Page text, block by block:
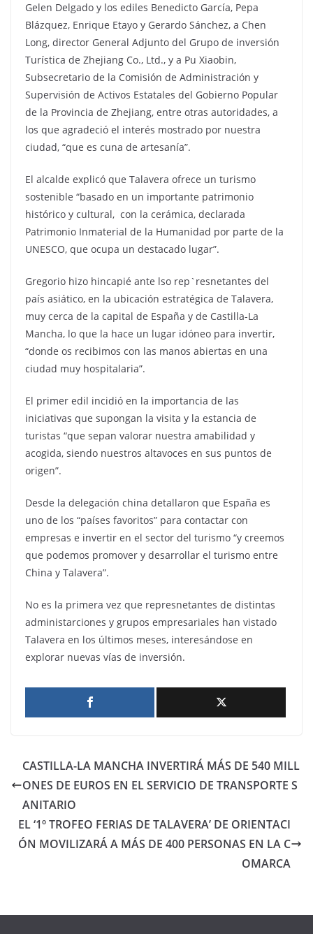
Gelen Delgado y los ediles Benedicto García, Pepa
Blázquez, Enrique Etayo y Gerardo Sánchez, a Chen
Long, director General Adjunto del Grupo de inversión
Turística de Zhejiang Co., Ltd., y a Pu Xiaobin,
Subsecretario de la Comisión de Administración y
Supervisión de Activos Estatales del Gobierno Popular
de la Provincia de Zhejiang, entre otras autoridades, a
los que agradeció el interés mostrado por nuestra
ciudad, “que es cuna de artesanía”.
El alcalde explicó que Talavera ofrece un turismo
sostenible “basado en un importante patrimonio
histórico y cultural, con la cerámica, declarada
Patrimonio Inmaterial de la Humanidad por parte de la
UNESCO, que ocupa un destacado lugar”.
Gregorio hizo hincapié ante lso rep`resnetantes del
país asiático, en la ubicación estratégica de Talavera,
muy cerca de la capital de España y de Castilla-La
Mancha, lo que la hace un lugar idóneo para invertir,
“donde os recibimos con las manos abiertas en una
ciudad muy hospitalaria”.
El primer edil incidió en la importancia de las
iniciativas que supongan la visita y la estancia de
turistas “que sepan valorar nuestra amabilidad y
acogida, siendo nuestros altavoces en sus puntos de
origen”.
Desde la delegación china detallaron que España es
uno de los “países favoritos” para contactar con
empresas e invertir en el sector del turismo “y creemos
que podemos promover y desarrollar el turismo entre
China y Talavera”.
No es la primera vez que represnetantes de distintas
administarciones y grupos empresariales han vistado
Talavera en los últimos meses, interesándose en
explorar nuevas vías de inversión.
CASTILLA-LA MANCHA INVERTIRÁ MÁS DE 540 MILL
ONES DE EUROS EN EL SERVICIO DE TRANSPORTE S
ANITARIO
EL ‘1º TROFEO FERIAS DE TALAVERA’ DE ORIENTACI
ÓN MOVILIZARÁ A MÁS DE 400 PERSONAS EN LA C
OMARCA